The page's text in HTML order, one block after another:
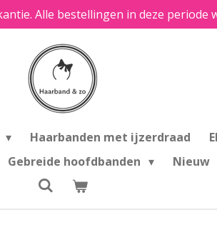
Alle bestellingen in deze periode
Haarbanden met ijzerdraad
Gebreide hoofdbanden Nieuw